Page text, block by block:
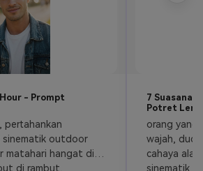
- Prompt
pertahankan
outdoor
matahari hangat di
di rambut,
7 Suasana
Potret
orang yang
wajah,
cahaya
sinematik